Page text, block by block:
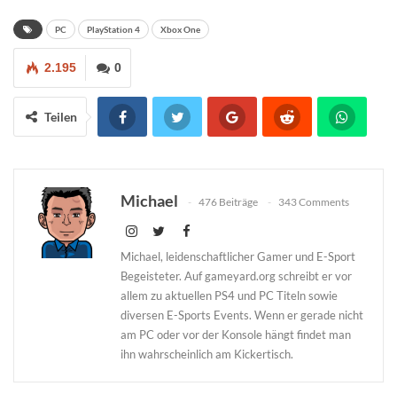
PC PlayStation 4 Xbox One
0
2.195
Teilen
Michael 476 Beiträge 343 Comments
Michael, leidenschaftlicher Gamer und E-Sport
Begeisteter. Auf gameyard.org schreibt er vor
allem zu aktuellen PS4 und PC Titeln sowie
diversen E-Sports Events. Wenn er gerade nicht
am PC oder vor der Konsole hängt findet man
ihn wahrscheinlich am Kickertisch.